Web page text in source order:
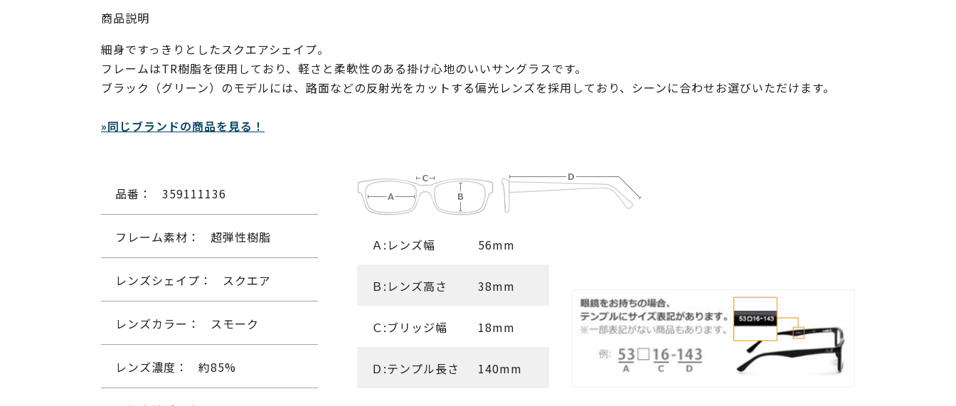
商品説明
細身ですっきりとしたスクエアシェイプ。
フレームはTR樹脂を使用しており、軽さと柔軟性のある掛け心地のいいサングラスです。
ブラック（グリーン）のモデルには、路面などの反射光をカットする偏光レンズを採用しており、シーンに合わせお選びいただけます。
»同じブランドの商品を見る！
品番： 359111136
フレーム素材： 超弾性樹脂
レンズシェイプ： スクエア
レンズカラー： スモーク
レンズ濃度： 約85%
Ａ:レンズ幅 56mm
Ｂ:レンズ高さ 38mm
Ｃ:ブリッジ幅 18mm
Ｄ:テンプル長さ 140mm